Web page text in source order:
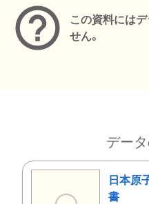
この資料には
せん。
デー
日本原
書